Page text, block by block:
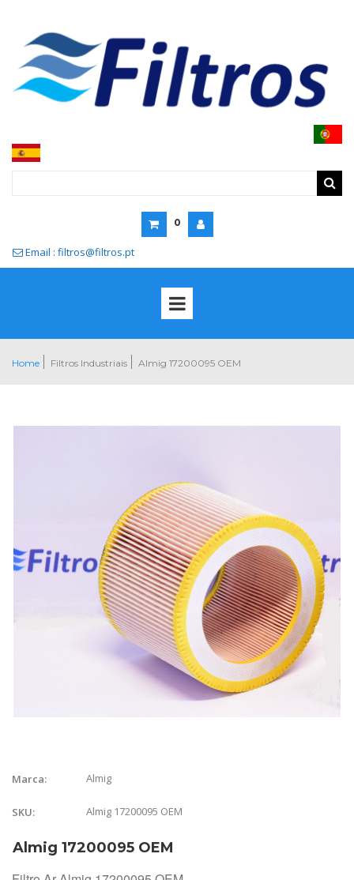
0
 Email : filtros@filtros.pt
Home Filtros Industriais Almig 17200095 OEM
Marca: Almig
SKU: Almig 17200095 OEM
Almig 17200095 OEM